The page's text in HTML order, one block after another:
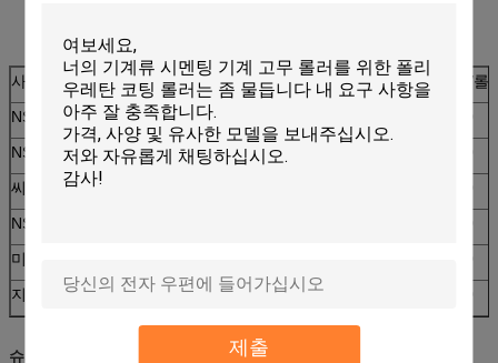
제출
사양 X(mm) 흠) Z(mm)
M/롤
NS
13
NS
17 11
씨
NS
미디엄
지
10 5
슈퍼 그립 벨트 기능: